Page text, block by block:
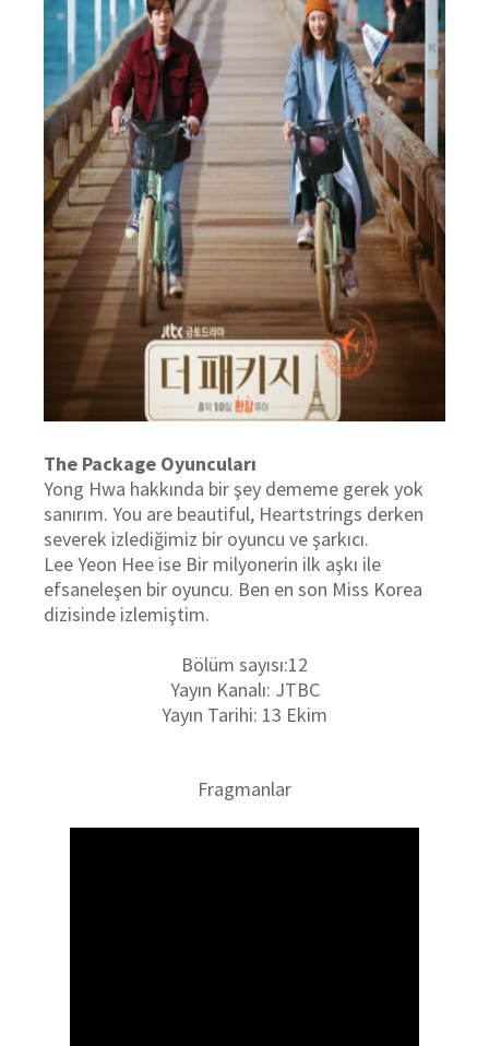
The Package Oyuncuları
Yong Hwa hakkında bir şey dememe gerek yok
sanırım. You are beautiful, Heartstrings derken
severek izlediğimiz bir oyuncu ve şarkıcı.
Lee Yeon Hee ise Bir milyonerin ilk aşkı ile
efsaneleşen bir oyuncu. Ben en son Miss Korea
dizisinde izlemiştim.
Bölüm sayısı:12
Yayın Kanalı: JTBC
Yayın Tarihi: 13 Ekim
Fragmanlar